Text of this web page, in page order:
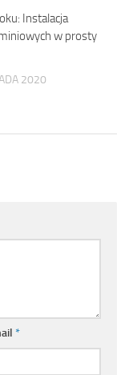
Instalacja
w prosty
2020
*